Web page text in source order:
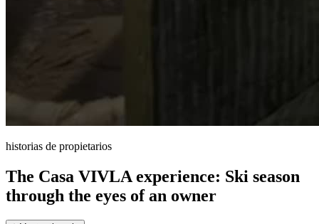
historias de propietarios
The Casa VIVLA experience: Ski season
through the eyes of an owner